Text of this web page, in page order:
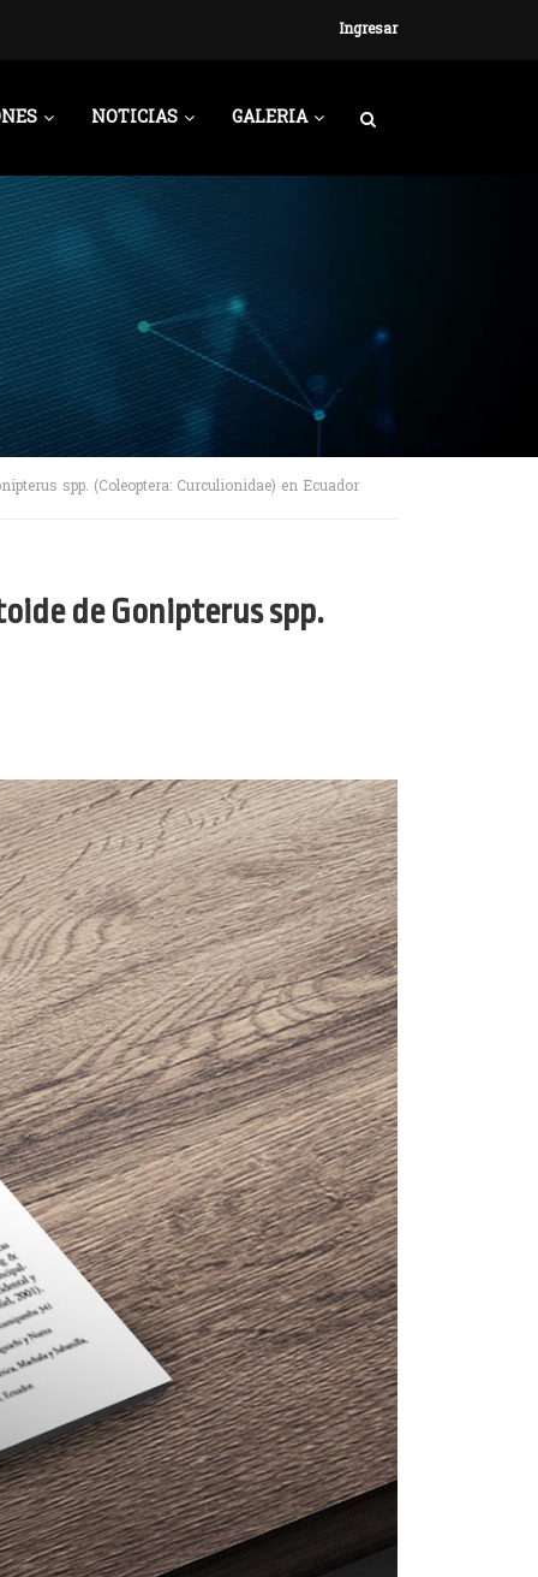
Ingresar
NOTICIAS GALERIA
spp. (Coleoptera: Curculionidae) en Ecuador
de Gonipterus spp.